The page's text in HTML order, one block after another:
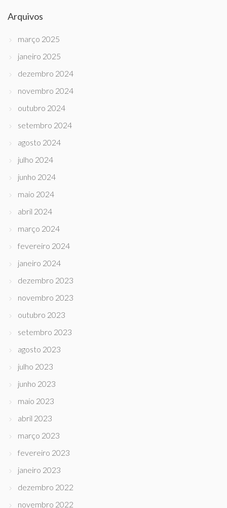
Arquivos
março 2025
janeiro 2025
dezembro 2024
novembro 2024
outubro 2024
setembro 2024
agosto 2024
julho 2024
junho 2024
maio 2024
abril 2024
março 2024
fevereiro 2024
janeiro 2024
dezembro 2023
novembro 2023
outubro 2023
setembro 2023
agosto 2023
julho 2023
junho 2023
maio 2023
abril 2023
março 2023
fevereiro 2023
janeiro 2023
dezembro 2022
novembro 2022